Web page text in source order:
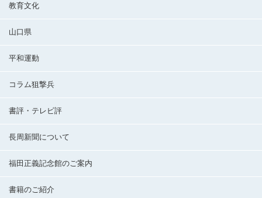
教育文化
山口県
平和運動
コラム狙撃兵
書評・テレビ評
長周新聞について
福田正義記念館のご案内
書籍のご紹介